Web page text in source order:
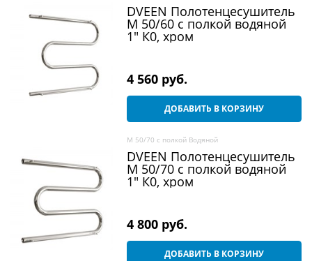
DVEEN Полотенцесушитель
M 50/60 c полкой водяной
1" К0, хром
4 560 руб.
ДОБАВИТЬ В КОРЗИНУ
M 50/70 c полкой Водяной
DVEEN Полотенцесушитель
M 50/70 c полкой водяной
1" К0, хром
4 800 руб.
ДОБАВИТЬ В КОРЗИНУ